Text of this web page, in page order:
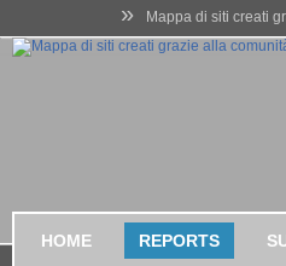
» Mappa di siti creati
HOME REPORTS